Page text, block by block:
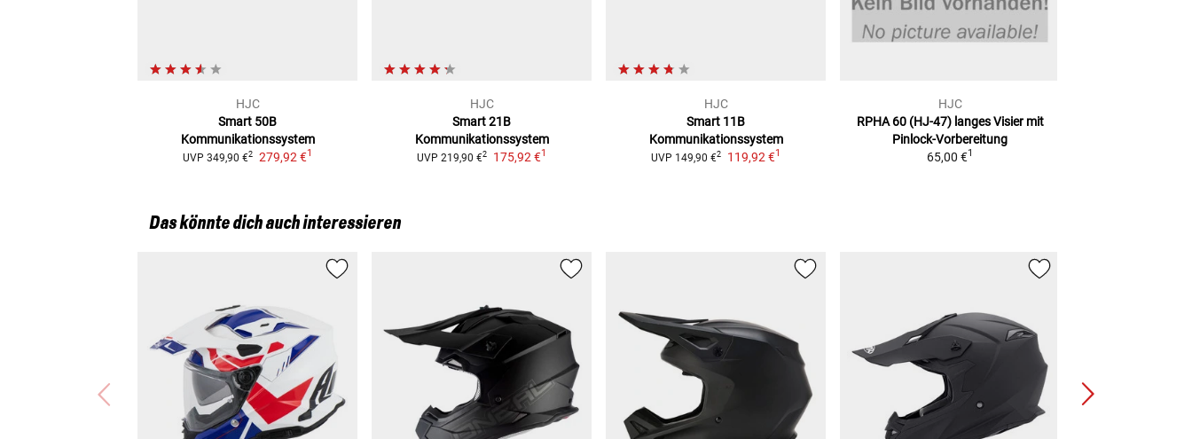
HJC
Smart 50B
Kommunikationssystem
UVP 349,90 €2 279,92 €1
HJC
Smart 21B
Kommunikationssystem
UVP 219,90 €2 175,92 €1
HJC
Smart 11B
Kommunikationssystem
UVP 149,90 €2 119,92 €1
HJC
RPHA 60 (HJ-47) langes Visier mit
Pinlock-Vorbereitung
65,00 €1
Das könnte dich auch interessieren